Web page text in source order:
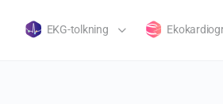
EKG-tolkning